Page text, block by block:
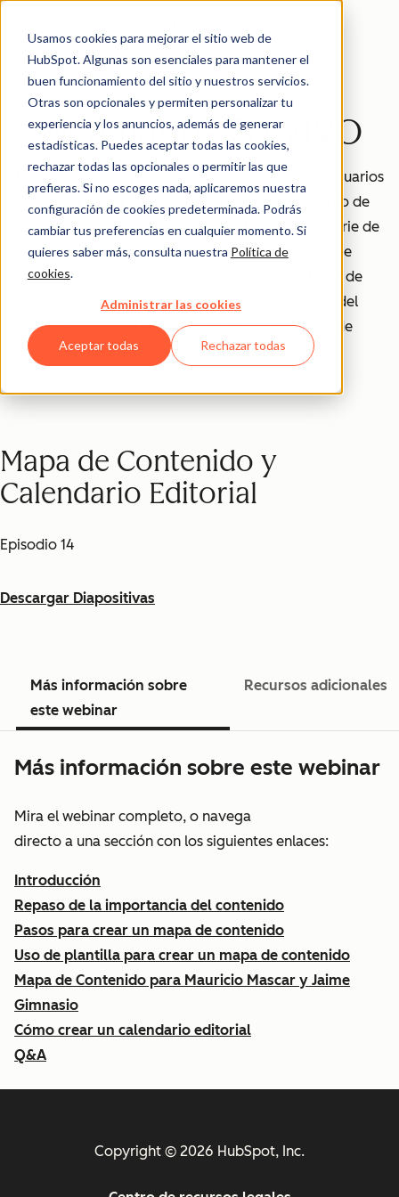
Usamos cookies para mejorar el sitio web de
HubSpot. Algunas son esenciales para mantener el
buen funcionamiento del sitio y nuestros servicios.
Otras son opcionales y permiten personalizar tu
experiencia y los anuncios, además de generar
estadísticas. Puedes aceptar todas las cookies,
rechazar todas las opcionales o permitir las que
prefieras. Si no escoges nada, aplicaremos nuestra
configuración de cookies predeterminada. Podrás
cambiar tus preferencias en cualquier momento. Si
quieres saber más, consulta nuestra Política de
cookies.
Administrar las cookies
Aceptar todas Rechazar todas
Webinarios EN VIVO
Nuestro objetivo principal es ayudar a nuestros usuarios
a crecer mejor con la plataforma de crecimiento de
HubSpot, por eso hemos creado EN VIVO: una serie de
webinarios para clientes de HubSpot donde te
mostramos cómo usar las herramientas claves de
HubSpot, cómo aplicar las mejores prácticas del
inbound y cuáles son las últimas tendencias de
marketing, ventas y servicio al cliente.
Mapa de Contenido y
Calendario Editorial
Episodio 14
Descargar Diapositivas
Más información sobre
este webinar
Recursos adicionales
Más información sobre este webinar
Mira el webinar completo, o navega
directo a una sección con los siguientes enlaces:
Introducción
Repaso de la importancia del contenido
Pasos para crear un mapa de contenido
Uso de plantilla para crear un mapa de contenido
Mapa de Contenido para Mauricio Mascar y Jaime
Gimnasio
Cómo crear un calendario editorial
Q&A
Copyright © 2026 HubSpot, Inc.